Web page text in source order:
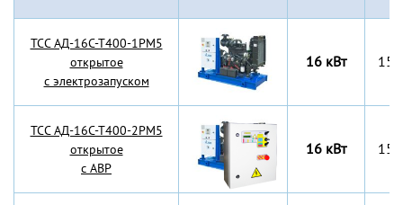
TCC АД-16С-Т400-1РМ5
открытое
с электрозапуском
16 кВт
TCC АД-16С-Т400-2РМ5
открытое
с АВР
16 кВт